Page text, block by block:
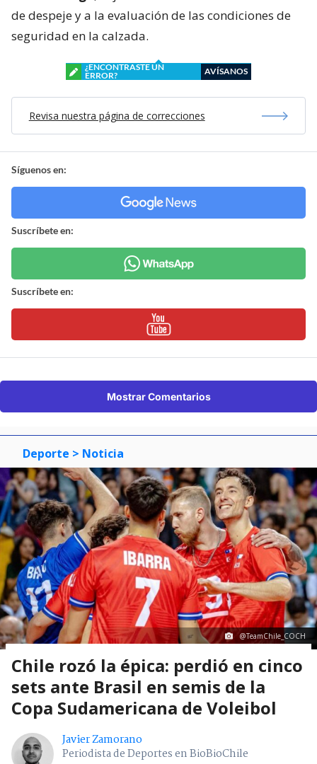
de despeje y a la evaluación de las condiciones de
seguridad en la calzada.
¿ENCONTRASTE UN
ERROR?
AVÍSANOS
Revisa nuestra página de correcciones
Síguenos en:
Suscríbete en:
Suscríbete en:
Mostrar Comentarios
Deporte > Noticia
@TeamChile_COCH
Chile rozó la épica: perdió en cinco
sets ante Brasil en semis de la
Copa Sudamericana de Voleibol
Javier Zamorano
Periodista de Deportes en BioBioChile